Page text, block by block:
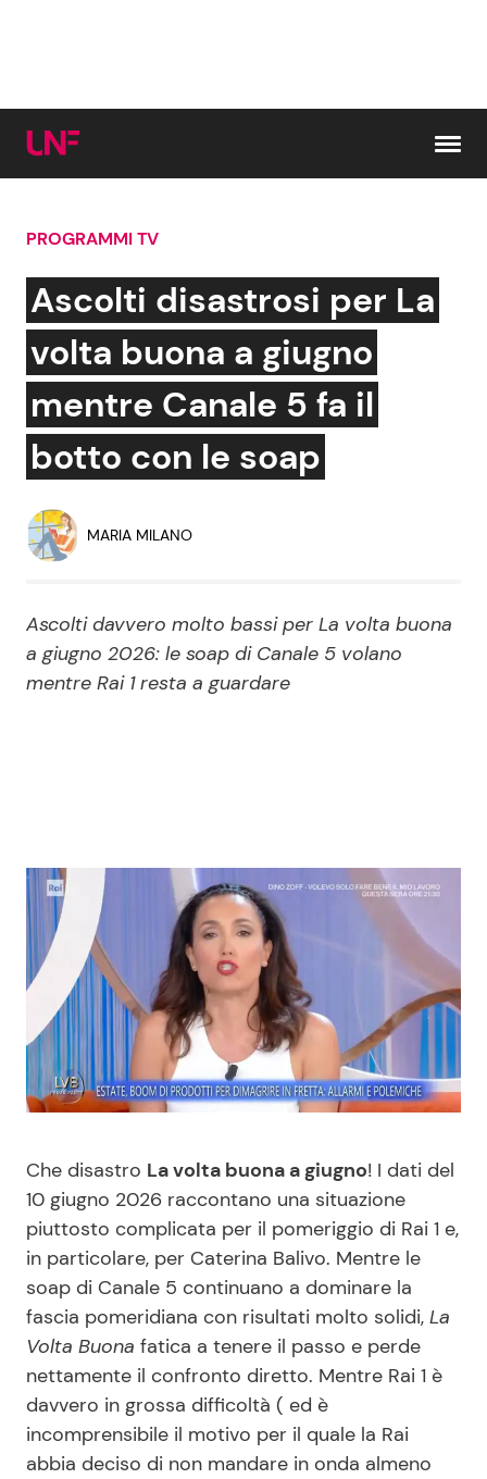
Cerca:
News e Cronaca
Attualità Italiana
Dal Mondo
Economia
Persone Scomparse
Politica
Gossip e TV
Bellezze VIP
Reality e Talent
Soap Opera
News Musica
News Spettacolo
Benessere
Casa
Mondo Mamma
News benessere
Salute
Viaggi e Turismo
Festività
Cucina e Ricette
Consigli di Cucina
Le Ricette in TV
Primi Piatti
Ricette Facili e Veloci
Ricette Feste
Ricette per Bambini
PROGRAMMI TV
Ascolti disastrosi per La
volta buona a giugno
mentre Canale 5 fa il
botto con le soap
MARIA MILANO
Ascolti davvero molto bassi per La volta buona
a giugno 2026: le soap di Canale 5 volano
mentre Rai 1 resta a guardare
Che disastro La volta buona a giugno! I dati del
10 giugno 2026 raccontano una situazione
piuttosto complicata per il pomeriggio di Rai 1 e,
in particolare, per Caterina Balivo. Mentre le
soap di Canale 5 continuano a dominare la
fascia pomeridiana con risultati molto solidi, La
Volta Buona fatica a tenere il passo e perde
nettamente il confronto diretto. Mentre Rai 1 è
davvero in grossa difficoltà ( ed è
incomprensibile il motivo per il quale la Rai
abbia deciso di non mandare in onda almeno